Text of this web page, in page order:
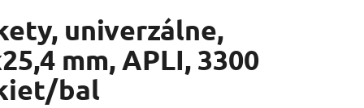
univerzálne,
mm, APLI, 3300
bal